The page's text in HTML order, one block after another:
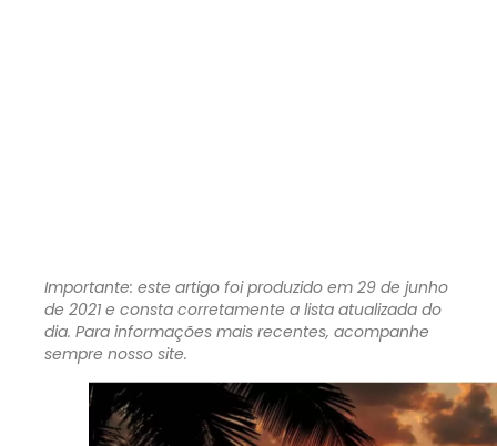
Importante: este artigo foi produzido em 29 de junho
de 2021 e consta corretamente a lista atualizada do
dia. Para informações mais recentes, acompanhe
sempre nosso site.